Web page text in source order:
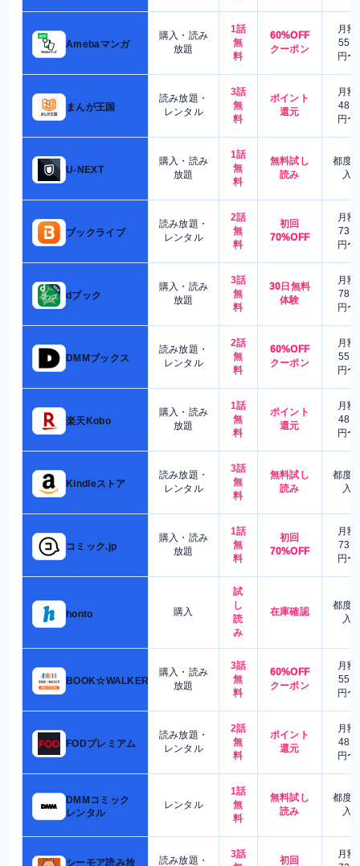
Amebaマンガ
購入・読み
放題
1話
無
料
60%OFF
クーポン
月額
550
円〜
まんが王国
読み放題・
レンタル
3話
無
料
ポイント
還元
月額
480
円〜
U-NEXT
購入・読み
放題
1話
無
料
無料試し
読み
都度
入
ブックライブ
読み放題・
レンタル
2話
無
料
初回
70%OFF
月額
730
円〜
dブック
購入・読み
放題
3話
無
料
30日無料
体験
月額
780
円〜
DMMブックス
読み放題・
レンタル
2話
無
料
60%OFF
クーポン
月額
550
円〜
楽天Kobo
購入・読み
放題
1話
無
料
ポイント
還元
月額
480
円〜
Kindleストア
読み放題・
レンタル
3話
無
料
無料試し
読み
都度
入
コミック.jp
購入・読み
放題
1話
無
料
初回
70%OFF
月額
730
円〜
honto 購入
試
し
読
み
在庫確認
都度
入
BOOK☆WALKER
購入・読み
放題
3話
無
料
60%OFF
クーポン
月額
550
円〜
FODプレミアム
読み放題・
レンタル
2話
無
料
ポイント
還元
月額
480
円〜
DMMコミック
レンタル
レンタル
1話
無
料
無料試し
読み
都度
入
シーモア読み放 読み放題・
3話
初回
月額